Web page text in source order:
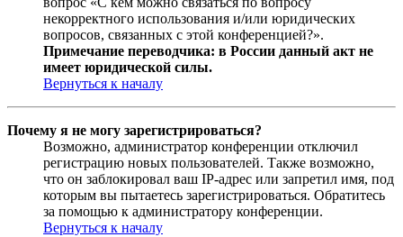
некорректного использования и/или юридических
вопросов, связанных с этой конференцией?».
Примечание переводчика: в России данный акт не
имеет юридической силы.
Вернуться к началу
Почему я не могу зарегистрироваться?
Возможно, администратор конференции отключил
регистрацию новых пользователей. Также возможно,
что он заблокировал ваш IP-адрес или запретил имя, под
которым вы пытаетесь зарегистрироваться. Обратитесь
за помощью к администратору конференции.
Вернуться к началу